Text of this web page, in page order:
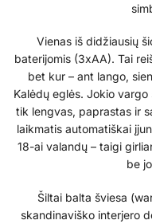
Vienas iš didžiausių
baterijomis (3xAA). Tai
bet kur – ant lango,
Kalėdų eglės. Jokio
tik lengvas, paprastas ir
laikmatis automatiškai
18-ai valandų – taigi
be
Šiltai balta šviesa
skandinaviško interjero